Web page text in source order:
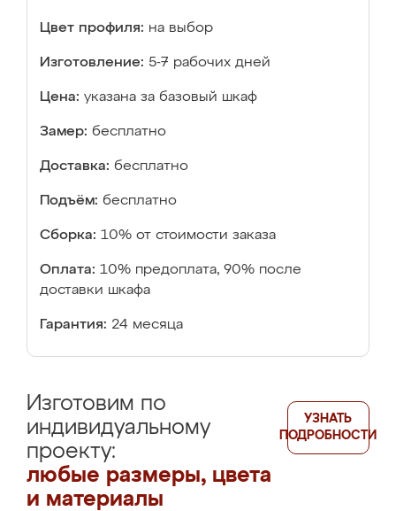
Цвет профиля: на выбор
Изготовление: 5-7 рабочих дней
Цена: указана за базовый шкаф
Замер: бесплатно
Доставка: бесплатно
Подъём: бесплатно
Сборка: 10% от стоимости заказа
Оплата: 10% предоплата, 90% после
доставки шкафа
Гарантия: 24 месяца
Изготовим по
индивидуальному
проекту:
любые размеры, цвета
и материалы
УЗНАТЬ
ПОДРОБНОСТИ